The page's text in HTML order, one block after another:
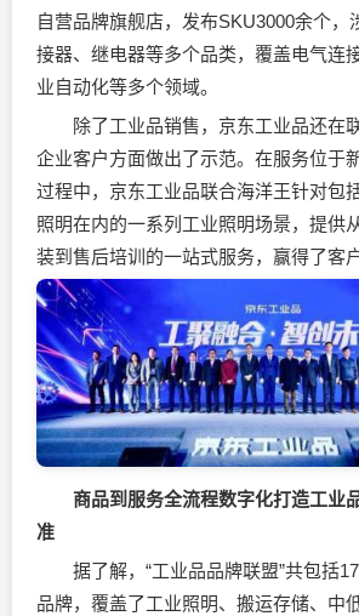
自营品牌旗舰店，发布SKU3000余个，
接器、继电器等多个品类，覆盖电气连
业自动化等多个领域。
除了工业品销售，京东工业品还在
企业客户方面做出了示范。在服务位于
过程中，京东工业品联合海洋王针对包
照明在内的一系列工业照明场景，提供
装到售后培训的一站式服务，赢得了客
商品到服务全流程数字化打造工业
准
据了解，“工业品品牌联盟”共包括
品牌，覆盖了工业照明、搬运存储、中